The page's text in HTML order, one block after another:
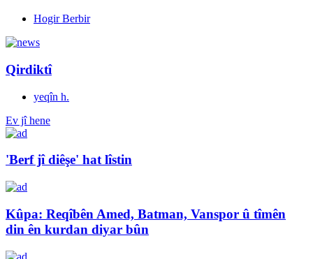
Hogir Berbir
Qirdiktî
yeqîn h.
Ev jî hene
'Berf jî diêşe' hat lîstin
Kûpa: Reqîbên Amed, Batman, Vanspor û tîmên
din ên kurdan diyar bûn